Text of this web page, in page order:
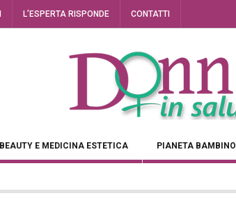
L’ESPERTA RISPONDE CONTATTI
BEAUTY E MEDICINA ESTETICA PIANETA BAMBINO